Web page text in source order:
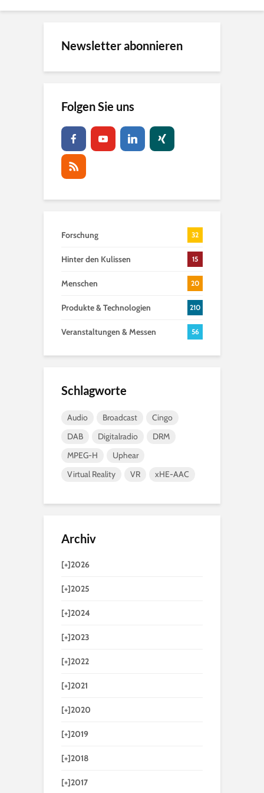
Newsletter abonnieren
Folgen Sie uns
Forschung 32
Hinter den Kulissen 15
Menschen 20
Produkte & Technologien 210
Veranstaltungen & Messen 56
Schlagworte
Audio Broadcast
Cingo
DAB
Digitalradio
DRM
MPEG-H
Uphear
Virtual Reality
VR xHE-AAC
Archiv
[+]2026
[+]2025
[+]2024
[+]2023
[+]2022
[+]2021
[+]2020
[+]2019
[+]2018
[+]2017